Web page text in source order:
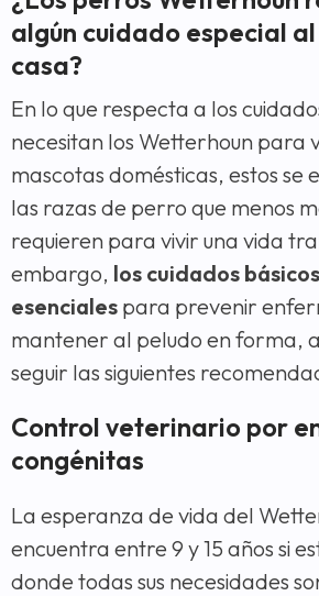
algún cuidado especial
casa?
En lo que respecta a los
necesitan los Wetterhoun para
mascotas domésticas, estos se
las razas de perro que menos
requieren para vivir una vida
embargo, los cuidados
esenciales para prevenir
mantener al peludo en forma,
seguir las siguientes
Control veterinario por
congénitas
La esperanza de vida del
encuentra entre 9 y 15 años si
donde todas sus necesidades